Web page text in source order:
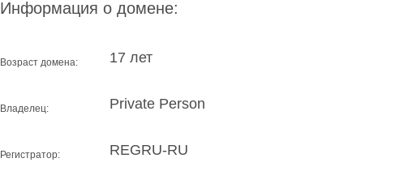
Информация о домене:
Возраст домена: 17 лет
Владелец: Private Person
Регистратор:
REGRU-RU